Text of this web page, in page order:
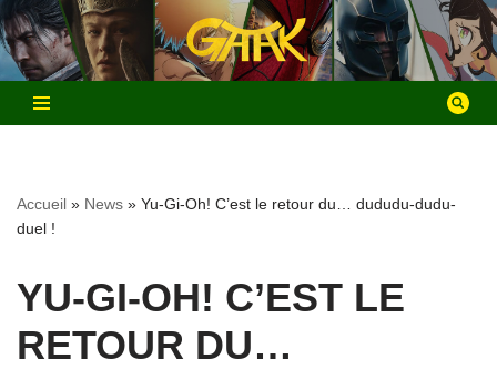
Aller
au
contenu
Accueil » News » Yu-Gi-Oh! C’est le retour du… dududu-dudu-
duel !
YU-GI-OH! C’EST LE
RETOUR DU…